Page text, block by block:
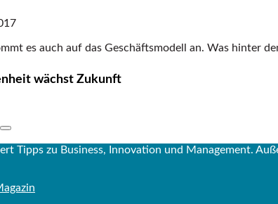
es auch auf das Geschäftsmodell an. Was hinter
wächst Zukunft
Tipps zu Business, Innovation und Management.